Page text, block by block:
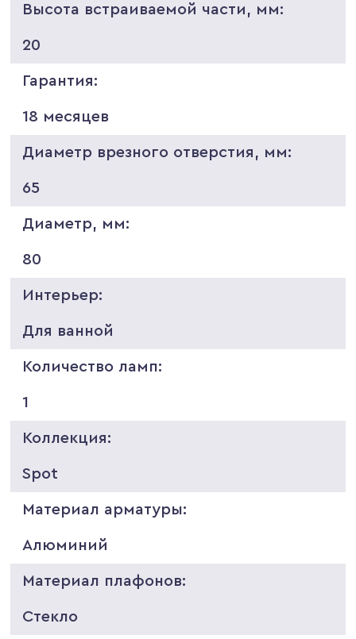
Высота встраиваемой части, мм:
20
Гарантия:
18 месяцев
Диаметр врезного отверстия, мм:
65
Диаметр, мм:
80
Интерьер:
Для ванной
Количество ламп:
1
Коллекция:
Spot
Материал арматуры:
Алюминий
Материал плафонов:
Стекло